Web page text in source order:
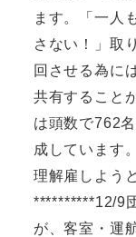
ます。「一人
さない！」取
回させる為に
共有すること
は頭数で762
成しています
理解雇しよう
**********12/9
が、客室・運